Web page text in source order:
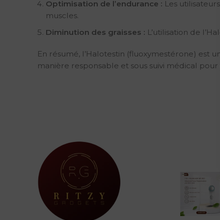
Optimisation de l’endurance : Les
muscles.
Diminution des graisses : L’utilisation de
En résumé, l’Halotestin (fluoxymestérone) est
manière responsable et sous suivi médical pour